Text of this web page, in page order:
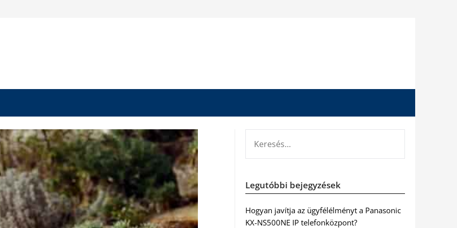
Legutóbbi bejegyzések
Hogyan javítja az ügyfélélményt a Panasonic
KX-NS500NE IP telefonközpont?